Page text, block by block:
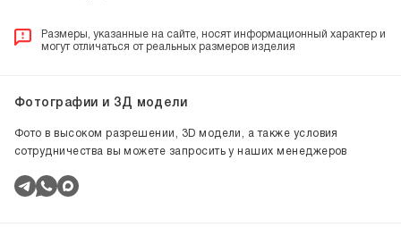
Размеры, указанные на сайте, носят информационный характер и
могут отличаться от реальных размеров изделия
Фотографии и 3Д модели
Фото в высоком разрешении, 3D модели, а также условия
сотрудничества вы можете запросить у наших менеджеров